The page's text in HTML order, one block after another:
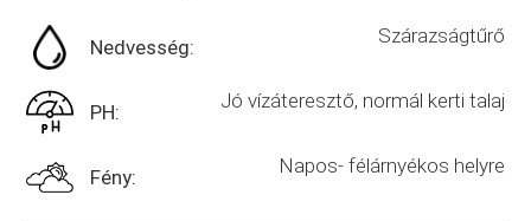
Nedvesség: Szárazságtűrő
PH: Jó vízáteresztő, normál kerti talaj
Fény: Napos- félárnyékos helyre